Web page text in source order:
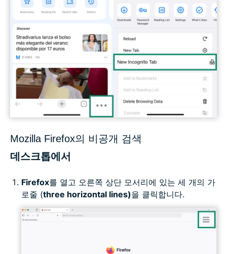
Mozilla Firefox의 비공개 검색
데스크톱에서
Firefox를 열고 오른쪽 상단 모서리에 있는 세 개의 가
로줄 (three horizontal lines)을 클릭합니다.